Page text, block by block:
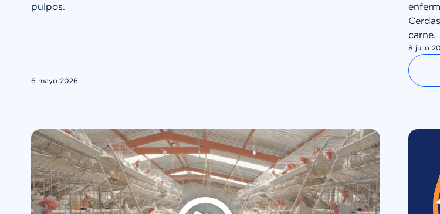
pulpos.
6 mayo 2026
carne.
8 julio